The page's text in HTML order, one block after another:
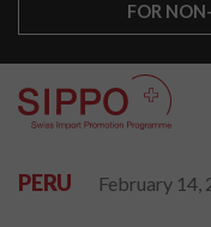
FOR
PERU February 14,